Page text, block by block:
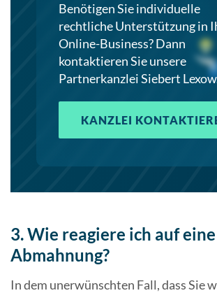
Benötigen Sie individuelle
rechtliche Unterstützung in
Online-Business? Dann
kontaktieren Sie unsere
Partnerkanzlei Siebert
KANZLEI
3. Wie reagiere ich auf eine
Abmahnung?
In dem unerwünschten Fall, dass Sie